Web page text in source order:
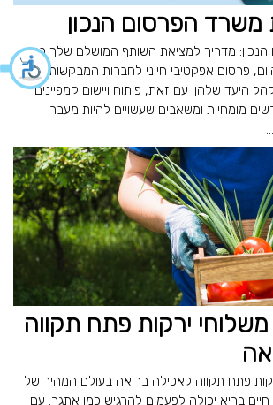
משרד הפרסום הנכון
מדריך למציאת השותף המושלם שלך בנוף
פרסום אפקטיבי חיוני לחברות המבקשות
היעד שלהן. עם זאת, פיתוח ויישום קמפיינים
מומחיות ומשאבים שעשויים להיות מעבר
משלוחי ירקות פתח תקווה
פתח תקווה לאכילה בריאה בעולם המהיר של
בריא יכולה לפעמים להרגיש כמו אתגר. עם